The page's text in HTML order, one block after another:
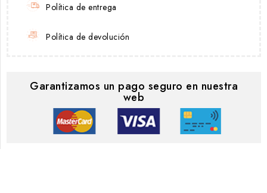
Política de entrega
Política de devolución
Garantizamos un pago seguro en nuestra
web